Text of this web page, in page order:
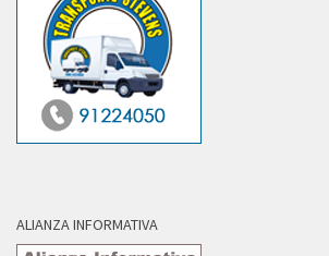
ALIANZA INFORMATIVA